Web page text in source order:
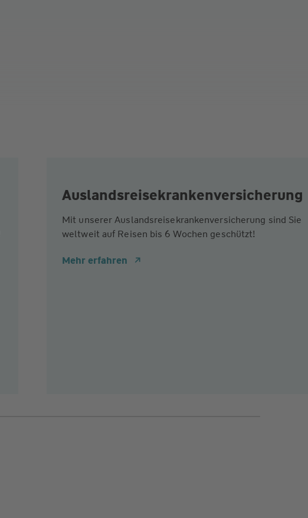
Auslandsreisekrankenversicherung
Mit unserer Auslandsreisekrankenversicherung sind Sie
weltweit auf Reisen bis 6 Wochen geschützt!
Mehr erfahren